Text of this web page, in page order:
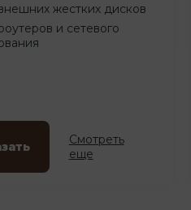
жестких дисков
и сетевого
Смотреть
еще